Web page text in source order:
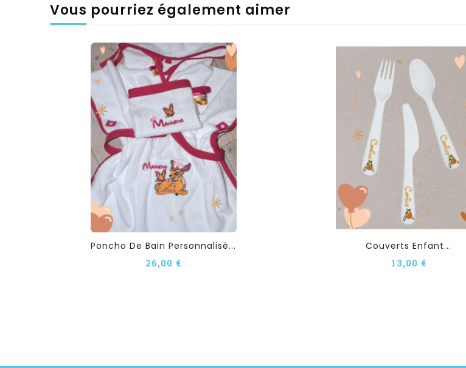
Vous pourriez également aimer
Poncho De Bain Personnalisé...
26,00 €
Couverts Enfant...
13,00 €